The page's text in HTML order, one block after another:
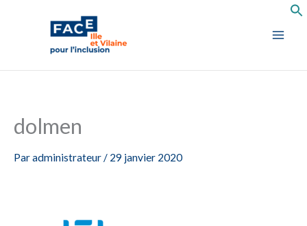
dolmen
Paradministrateur / 29 janvier 2020